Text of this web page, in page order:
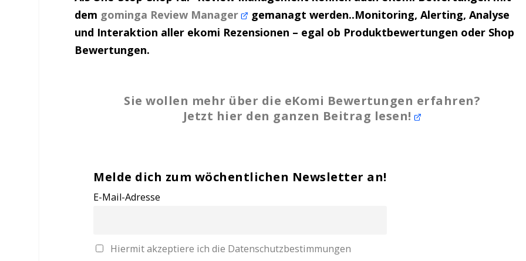
dem gominga Review Manager
gemanagt werden..Monitoring, Alerting, Analyse
und Interaktion aller ekomi Rezensionen – egal ob Produktbewertungen oder Shop
Bewertungen.
Sie wollen mehr über die eKomi Bewertungen erfahren?
Jetzt hier den ganzen Beitrag lesen!
Melde dich zum wöchentlichen Newsletter an!
E-Mail-Adresse
Hiermit akzeptiere ich die Datenschutzbestimmungen